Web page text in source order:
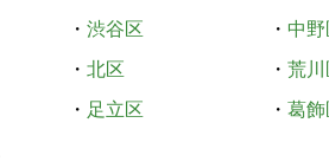
・ 渋谷区 ・ 中野
・ 北区 ・ 荒川
・ 足立区 ・ 葛飾